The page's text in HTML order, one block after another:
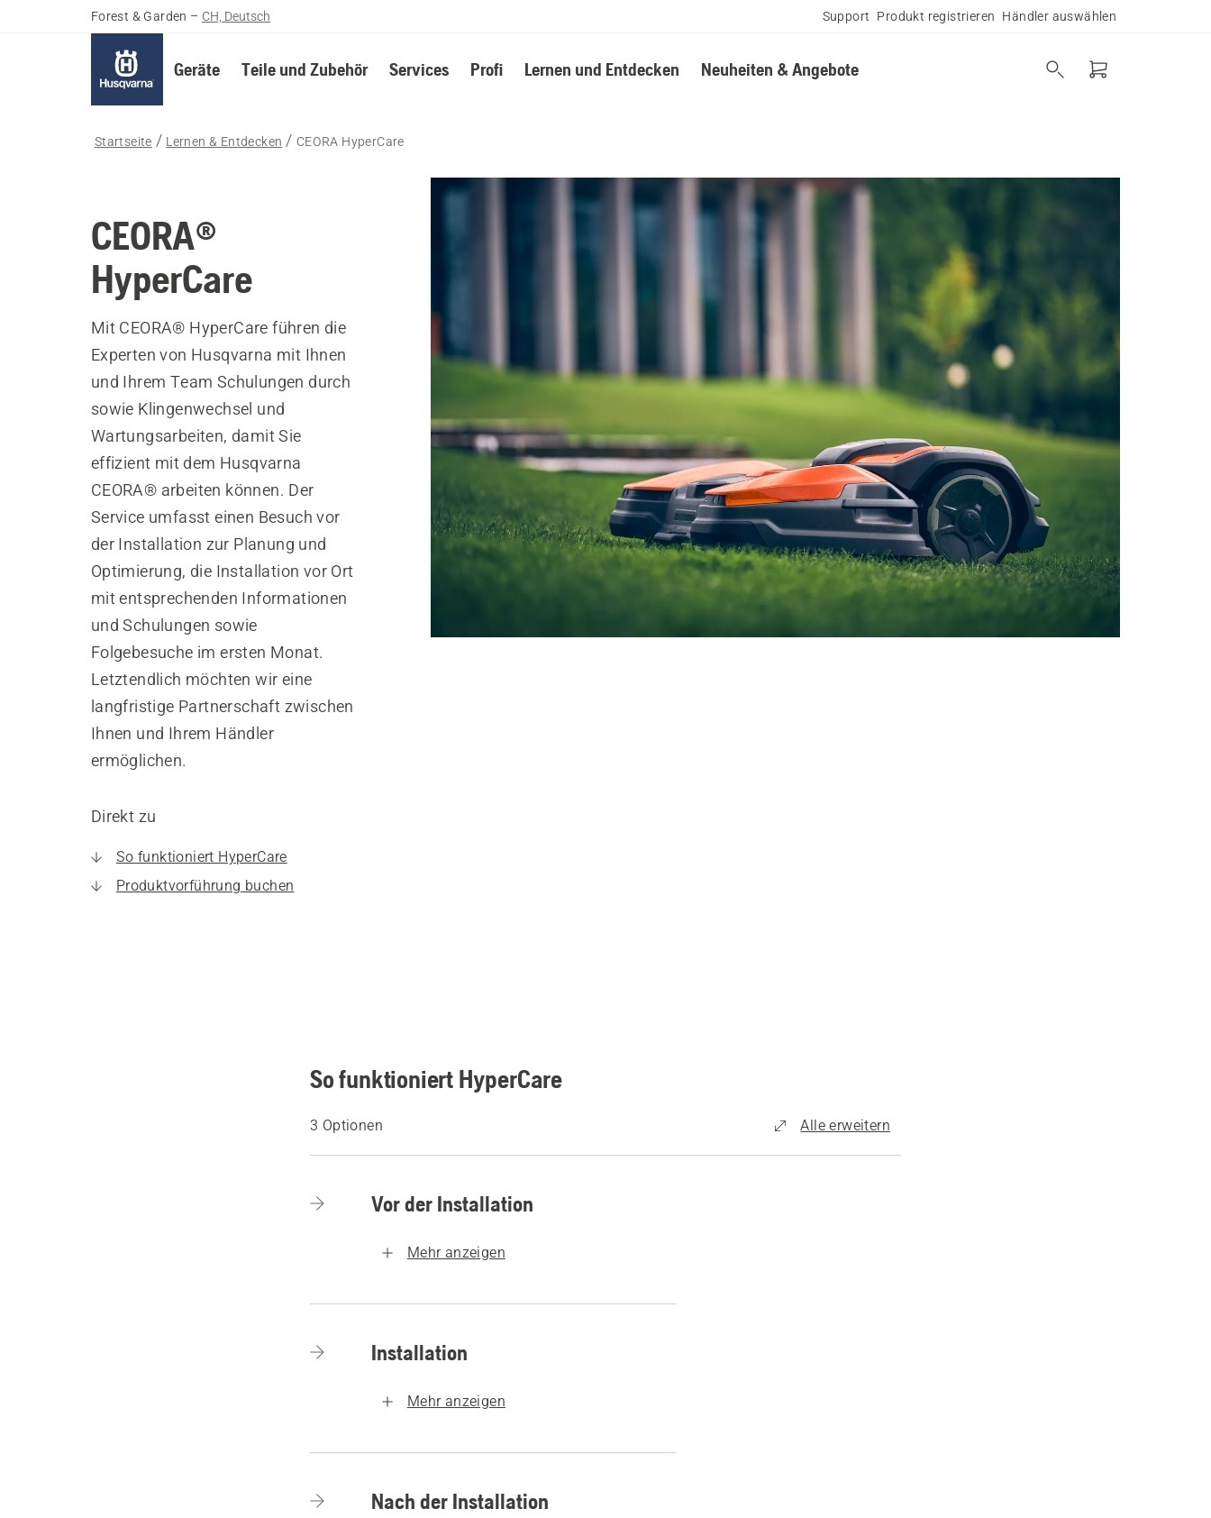
Forest & Garden – CH, Deutsch Support Produkt registrieren Händler auswählen
Geräte Teile und Zubehör Services Profi Lernen und Entdecken Neuheiten & Angebote
Startseite Lernen & Entdecken CEORA HyperCare
CEORA®
HyperCare
Mit CEORA® HyperCare führen die
Experten von Husqvarna mit Ihnen
und Ihrem Team Schulungen durch
sowie Klingenwechsel und
Wartungsarbeiten, damit Sie
effizient mit dem Husqvarna
CEORA® arbeiten können. Der
Service umfasst einen Besuch vor
der Installation zur Planung und
Optimierung, die Installation vor Ort
mit entsprechenden Informationen
und Schulungen sowie
Folgebesuche im ersten Monat.
Letztendlich möchten wir eine
langfristige Partnerschaft zwischen
Ihnen und Ihrem Händler
ermöglichen.
Direkt zu
So funktioniert HyperCare
Produktvorführung buchen
So funktioniert HyperCare
3 Optionen Alle erweitern
Vor der Installation
Mehr anzeigen
Installation
Mehr anzeigen
Nach der Installation